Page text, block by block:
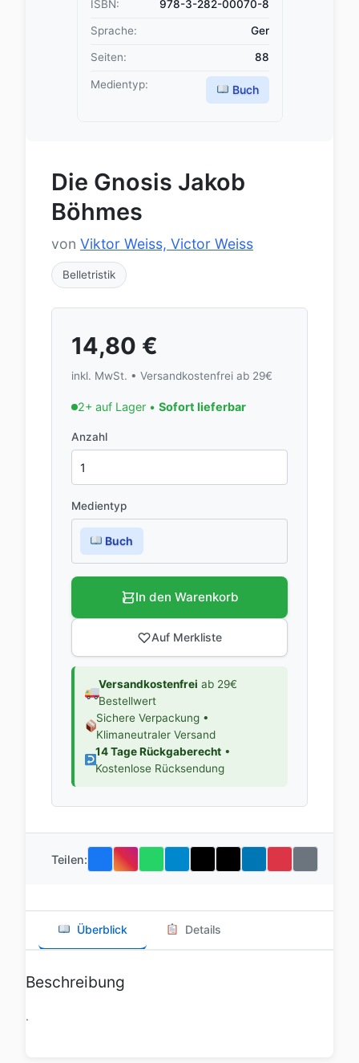
ISBN: 978-3-282-00070-8
Sprache: Ger
Seiten: 88
Medientyp: Buch
Die Gnosis Jakob
Böhmes
von Viktor Weiss, Victor Weiss
Belletristik
14,80 €
inkl. MwSt. • Versandkostenfrei ab 29€
2+ auf Lager • Sofort lieferbar
Anzahl
Medientyp
Buch
In den Warenkorb
Auf Merkliste
Versandkostenfrei ab 29€
Bestellwert
Sichere Verpackung •
Klimaneutraler Versand
14 Tage Rückgaberecht•
Kostenlose Rücksendung
Teilen:
Überblick Details
Beschreibung
.